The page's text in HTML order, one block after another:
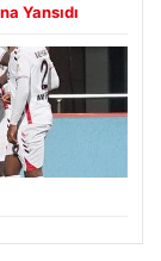
Yansıdı